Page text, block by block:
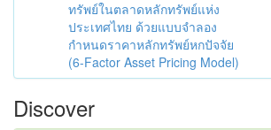
ทรัพย์ในตลาดหลักทรัพย์แห่ง
ประเทศไทย ด้วยแบบจำลอง
กำหนดราคาหลักทรัพย์หกปัจจัย
(6-Factor Asset Pricing Model)
Discover